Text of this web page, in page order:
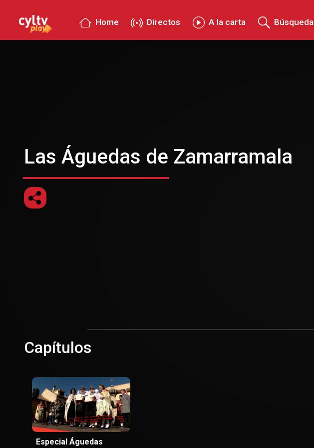
Home Directos A la carta Búsqueda
Las Águedas de Zamarramala
Capítulos
Especial Águedas